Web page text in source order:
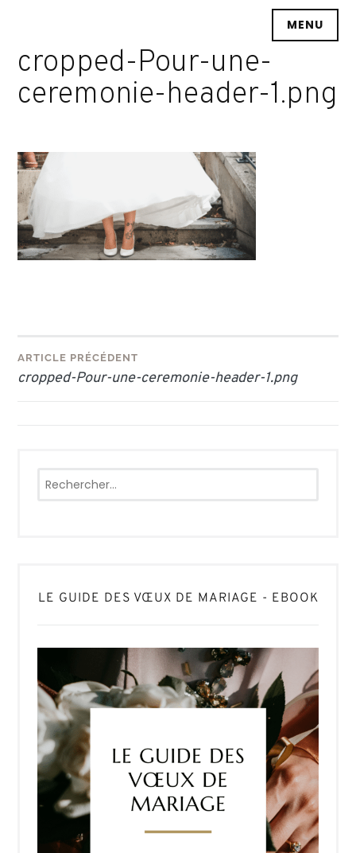
principal
MENU
cropped-Pour-une-
ceremonie-header-1.png
Navigation
de
ARTICLE PRÉCÉDENT
cropped-Pour-une-ceremonie-header-1.png
LE GUIDE DES VŒUX DE MARIAGE - EBOOK